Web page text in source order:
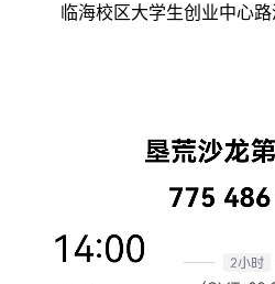
临海校区大学生创业中心路